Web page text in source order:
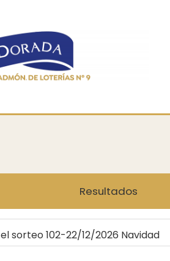
Resultados
sorteo 102-22/12/2026 Navidad